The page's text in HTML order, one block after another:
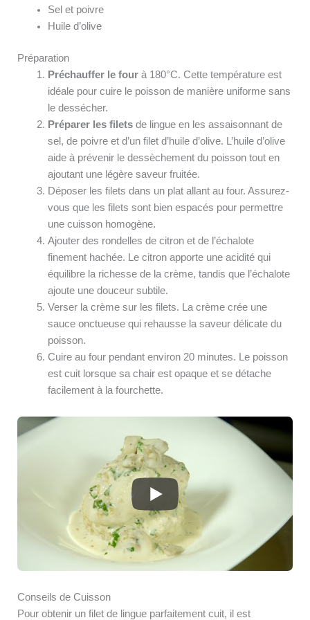
Sel et poivre
Huile d’olive
Préparation
Préchauffer le fourà 180°C. Cette température est
idéale pour cuire le poisson de manière uniforme sans
le dessécher.
Préparer les filetsde lingue en les assaisonnant de
sel, de poivre et d’un filet d’huile d’olive. L’huile d’olive
aide à prévenir le dessèchement du poisson tout en
ajoutant une légère saveur fruitée.
Déposer les filets dans un plat allant au four. Assurez-
vous que les filets sont bien espacés pour permettre
une cuisson homogène.
Ajouter des rondelles de citron et de l’échalote
finement hachée. Le citron apporte une acidité qui
équilibre la richesse de la crème, tandis que l’échalote
ajoute une douceur subtile.
Verser la crème sur les filets. La crème crée une
sauce onctueuse qui rehausse la saveur délicate du
poisson.
Cuire au four pendant environ 20 minutes. Le poisson
est cuit lorsque sa chair est opaque et se détache
facilement à la fourchette.
Conseils de Cuisson
Pour obtenir un filet de lingue parfaitement cuit, il est